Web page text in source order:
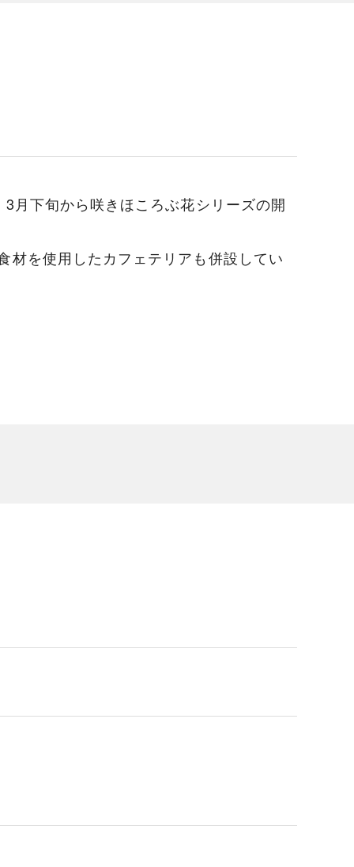
月下旬から咲きほころぶ花シリーズの開
材を使用したカフェテリアも併設してい